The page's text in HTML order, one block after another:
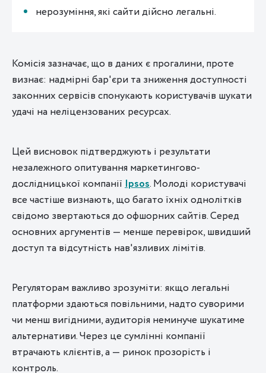
нерозуміння, які сайти дійсно легальні.
Комісія зазначає, що в даних є прогалини, проте
визнає: надмірні бар'єри та зниження доступності
законних сервісів спонукають користувачів шукати
удачі на неліцензованих ресурсах.
Цей висновок підтверджують і результати
незалежного опитування маркетингово-
дослідницької компанії Ipsos. Молоді користувачі
все частіше визнають, що багато їхніх однолітків
свідомо звертаються до офшорних сайтів. Серед
основних аргументів — менше перевірок, швидший
доступ та відсутність нав'язливих лімітів.
Регуляторам важливо зрозуміти: якщо легальні
платформи здаються повільними, надто суворими
чи менш вигідними, аудиторія неминуче шукатиме
альтернативи. Через це сумлінні компанії
втрачають клієнтів, а — ринок прозорість і
контроль.